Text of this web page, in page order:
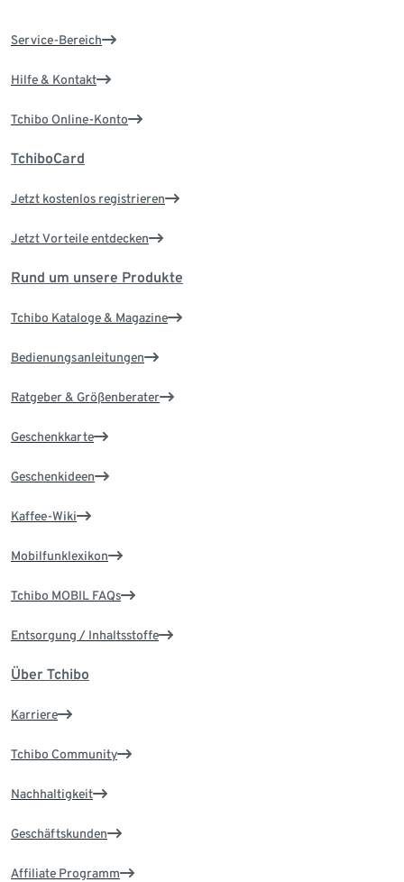
Service-Bereich
Hilfe & Kontakt
Tchibo Online-Konto
TchiboCard
Jetzt kostenlos registrieren
Jetzt Vorteile entdecken
Rund um unsere Produkte
Tchibo Kataloge & Magazine
Bedienungsanleitungen
Ratgeber & Größenberater
Geschenkkarte
Geschenkideen
Kaffee-Wiki
Mobilfunklexikon
Tchibo MOBIL FAQs
Entsorgung / Inhaltsstoffe
Über Tchibo
Karriere
Tchibo Community
Nachhaltigkeit
Geschäftskunden
Affiliate Programm